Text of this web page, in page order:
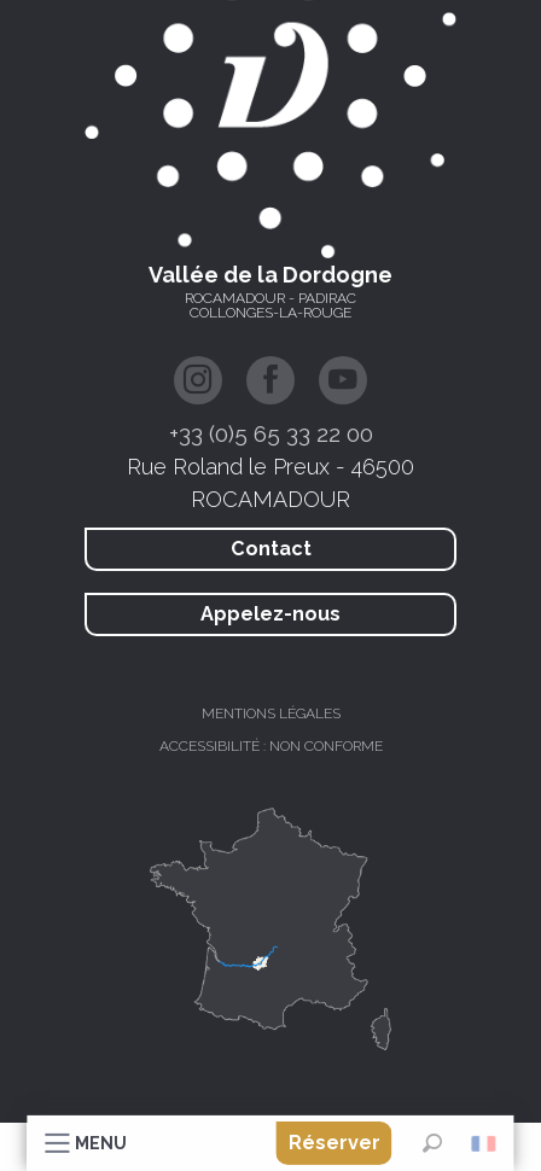
MENU
Réserver
Vallée de la Dordogne
ROCAMADOUR - PADIRAC
COLLONGES-LA-ROUGE
+33 (0)5 65 33 22 00
Rue Roland le Preux - 46500
ROCAMADOUR
Contact
Appelez-nous
MENTIONS LÉGALES
ACCESSIBILITÉ : NON CONFORME